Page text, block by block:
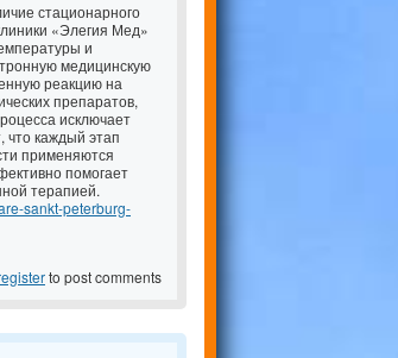
стационарного
«Элегия Мед»
и
медицинскую
реакцию на
препаратов,
исключает
что каждый этап
применяются
помогает
терапией.
sankt-peterburg-
to post comments